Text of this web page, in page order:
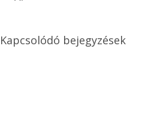
Kapcsolódó bejegyzések